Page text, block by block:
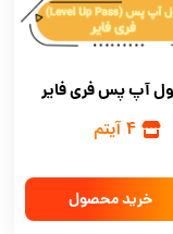
آپ پس فری فایر
خرید محصول